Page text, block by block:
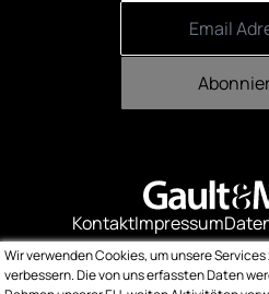
KontaktImpressum
Logo-
© Gault & Millau
Wir verwenden Cookies, um unsere Services
verbessern. Die von uns erfassten Daten